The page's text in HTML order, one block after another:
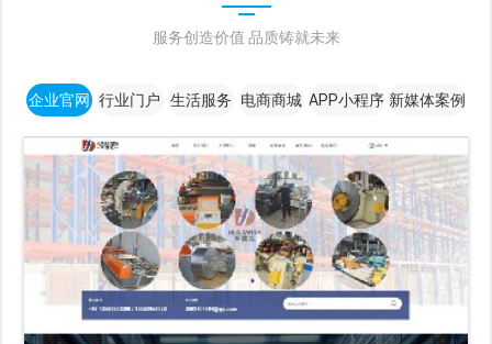
服务创造价值 品质铸就未来
企业官网 行业门户 生活服务 电商商城 APP小程序 新媒体案例